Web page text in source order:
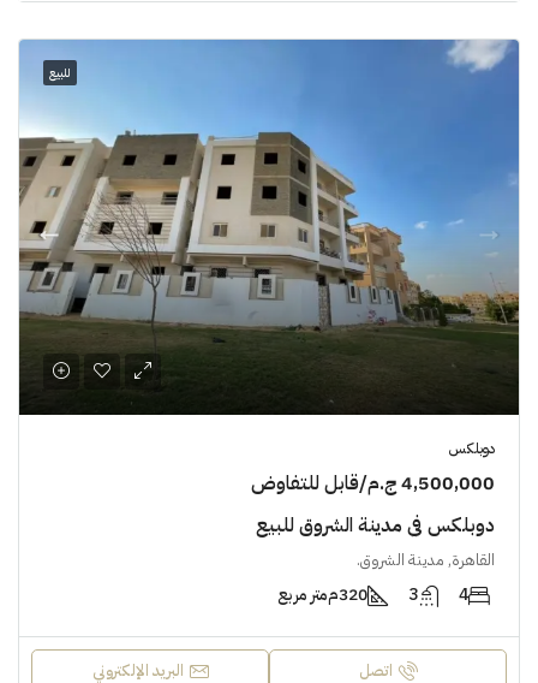
للبيع
دوبلكس
4,500,000 ج.م/قابل للتفاوض
دوبلكس في مدينة الشروق للبيع
القاهرة, مدينة الشروق.
4
3 320م متر مربع
اتصل البريد الإلكتروني